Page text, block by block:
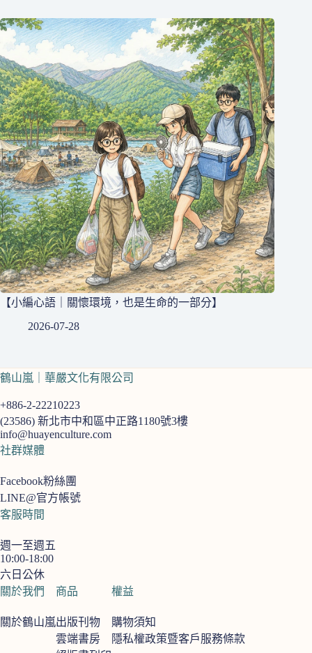
【小編心語｜關懷環境，也是生命的一部分】
2026-07-28
關於我們
關於鶴山嵐
商品
出版刊物
雲端書房
權益
購物須知
隱私權政策暨客戶服務條款
鶴山嵐｜華嚴文化有限公司
+886-2-22210223
(23586) 新北市中和區中正路1180號3樓
info@huayenculture.com
社群媒體
Facebook粉絲團
LINE@官方帳號
客服時間
週一至週五
10:00-18:00
六日公休